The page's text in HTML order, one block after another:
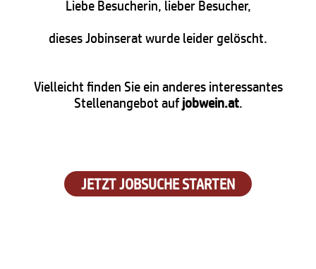
Liebe Besucherin, lieber Besucher,
dieses Jobinserat wurde leider gelöscht.
Vielleicht finden Sie ein anderes interessantes
Stellenangebot aufjobwein.at.
JETZT JOBSUCHE STARTEN